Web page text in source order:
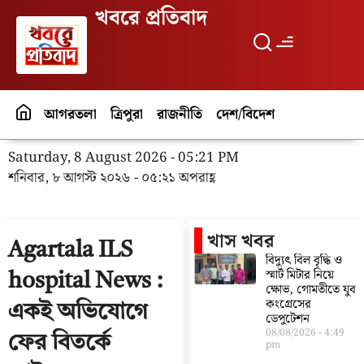
খবরে প্রতিবাদ
আগরতলা ত্রিপুরা রাজনীতি দেশ/বিদেশ
Saturday, 8 August 2026 - 05:21 PM
শনিবার, ৮ আগস্ট ২০২৬ - ০৫:২১ অপরাহ্ণ
Agartala ILS
hospital News :
একই অভিযোগে
ফের বিতর্কে
খাস খবর
বিদ্যুৎ বিল বৃদ্ধি ও
স্মার্ট মিটার নিয়ে
ক্ষোভ, গোমতীতে যুব
কংগ্রেসের
ডেপুটেশন
08/08/2026 4:49
pm